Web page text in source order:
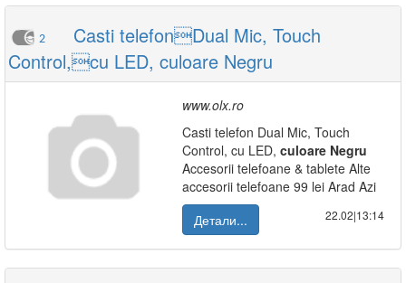
2
Casti telefonDual Mic, Touch
Control,cu LED, culoare Negru
www.olx.ro
Casti telefon Dual Mic, Touch
Control, cu LED, culoare Negru
Accesorii telefoane & tablete Alte
accesorii telefoane 99 lei Arad Azi
Детали...
22.02|13:14